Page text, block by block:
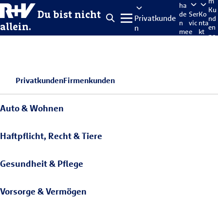
Du bist nicht
allein.
Privatkunde
n
ha
de
n
me
Ser
vic
e
Ko
nta
kt
Ku
nd
en
po
PrivatkundenFirmenkunden
Auto & Wohnen
Haftpflicht, Recht & Tiere
Gesundheit & Pflege
Vorsorge & Vermögen